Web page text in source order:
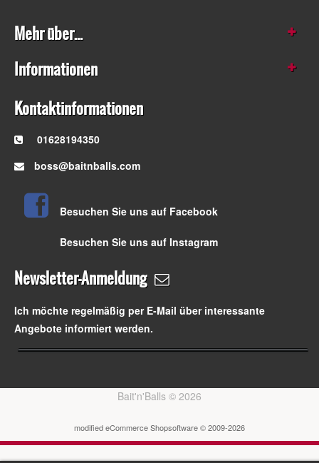
Mehr über...
Informationen
Kontaktinformationen
01628194350
boss@baitnballs.com
Besuchen Sie uns auf Facebook
Besuchen Sie uns auf Instagram
Newsletter-Anmeldung
Ich möchte regelmäßig per E-Mail über interessante
Angebote informiert werden.
Bait'n'Balls © 2026
modified eCommerce Shopsoftware © 2009-2026